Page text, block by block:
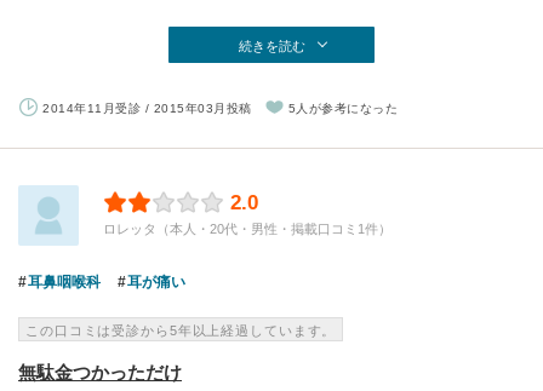
続きを読む
2014年11月受診 / 2015年03月投稿 5人が参考になった
2.0
ロレッタ（本人・20代・男性・掲載口コミ1件）
耳鼻咽喉科 耳が痛い
この口コミは受診から5年以上経過しています。
無駄金つかっただけ